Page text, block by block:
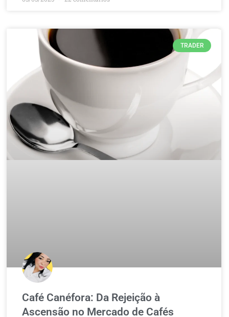
TRADER
Café Canéfora: Da Rejeição à
Ascensão no Mercado de Cafés